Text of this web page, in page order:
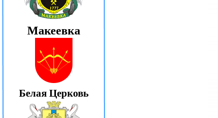
Макеевка
Белая Церковь